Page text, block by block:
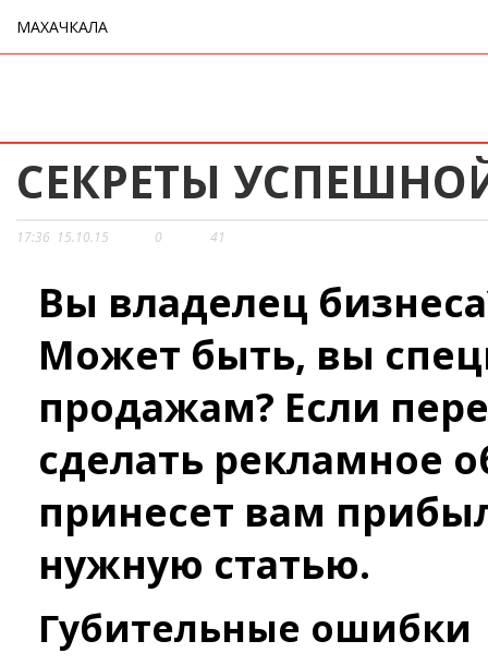
МАХАЧКАЛА
СЕКРЕТЫ
17:36 15.10.15 0 41
Вы владелец
Может быть, вы
продажам? Если
сделать рекламное
принесет вам
нужную статью.
Губительные ошибки